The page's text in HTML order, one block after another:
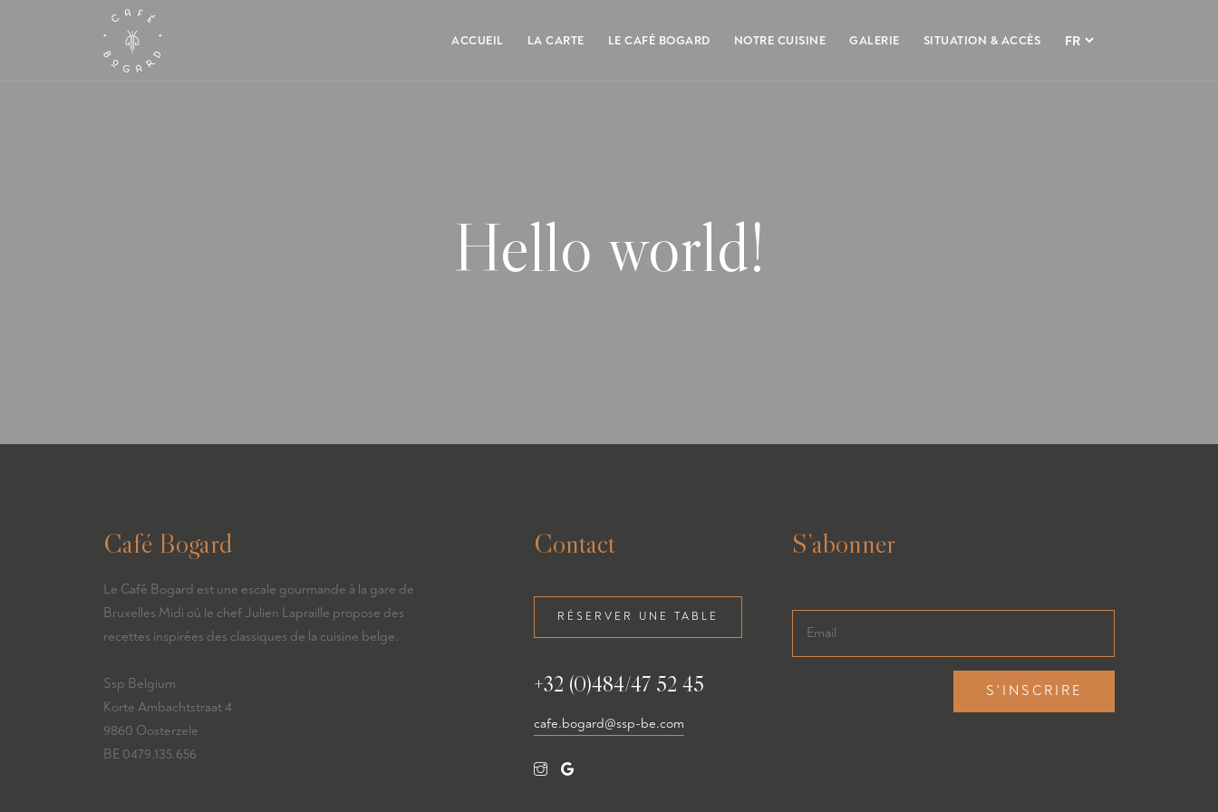
ACCUEIL LA CARTE LE CAFÉ BOGARD NOTRE CUISINE GALERIE SITUATION & ACCÈS
Hello world!
Café Bogard
Le Café Bogard est une escale gourmande à la gare de
Bruxelles Midi où le chef Julien Lapraille propose des
recettes inspirées des classiques de la cuisine belge.
Ssp Belgium
Korte Ambachtstraat 4
9860 Oosterzele
BE 0479.135.656
Contact
RÉSERVER UNE TABLE
+32 (0)484/47 52 45
cafe.bogard@ssp-be.com
S’abonner